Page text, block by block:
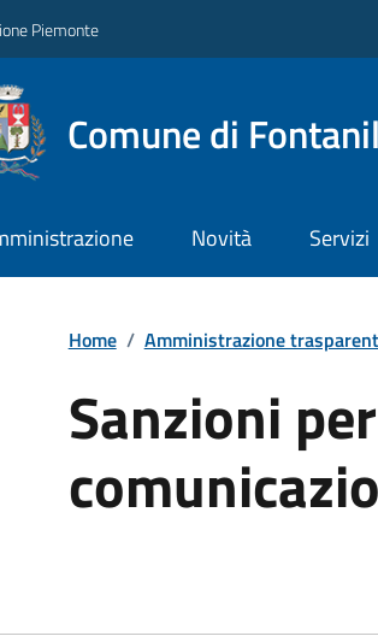
Piemonte
Comune di
Novità Servizi
Home / Amministrazione
Sanzioni